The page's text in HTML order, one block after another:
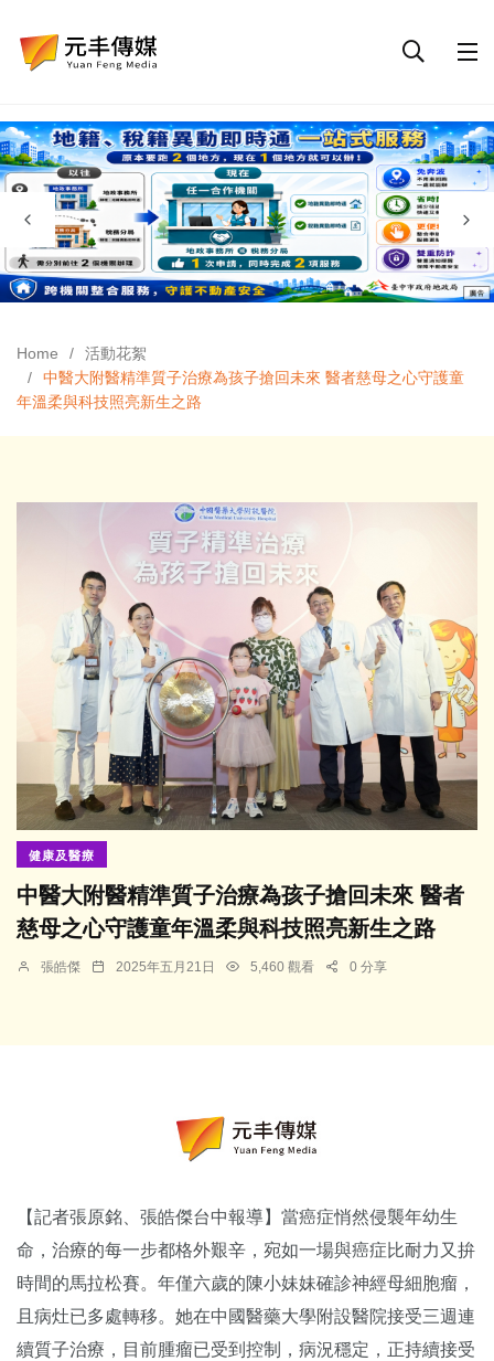
Home
活動花絮
中醫大附醫精準質子治療為孩子搶回未來 醫者慈母之心守護童
年溫柔與科技照亮新生之路
健康及醫療
中醫大附醫精準質子治療為孩子搶回未來 醫者
慈母之心守護童年溫柔與科技照亮新生之路
張皓傑 2025年五月21日 5,460 觀看 0 分享
【記者張原銘、張皓傑台中報導】當癌症悄然侵襲年幼生
命，治療的每一步都格外艱辛，宛如一場與癌症比耐力又拚
時間的馬拉松賽。年僅六歲的陳小妹妹確診神經母細胞瘤，
且病灶已多處轉移。她在中國醫藥大學附設醫院接受三週連
續質子治療，目前腫瘤已受到控制，病況穩定，正持續接受